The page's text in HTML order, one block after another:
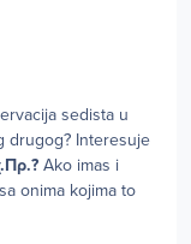
sedista u
drugog? Interesuje
Ako imas i
onima kojima to